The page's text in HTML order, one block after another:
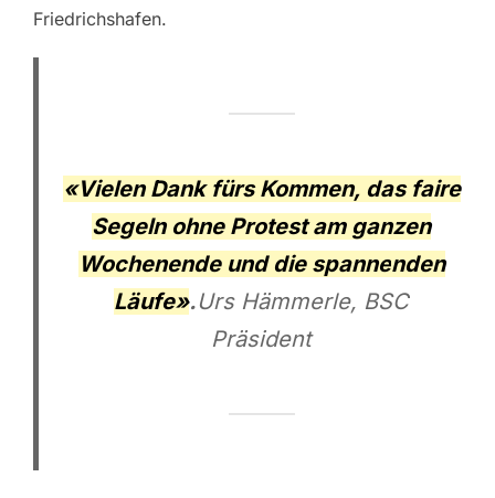
Friedrichshafen.
«Vielen Dank fürs Kommen, das faire
Segeln ohne Protest am ganzen
Wochenende und die spannenden
Läufe».Urs Hämmerle, BSC
Präsident